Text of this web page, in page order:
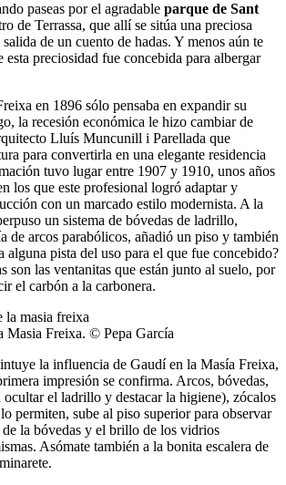
paseas por el agradable parque de Sant
de Terrassa, que allí se sitúa una preciosa
de un cuento de hadas. Y menos aún te
esta preciosidad fue concebida para albergar
en 1896 sólo pensaba en expandir su
la recesión económica le hizo cambiar de
Lluís Muncunill i Parellada que
para convertirla en una elegante residencia
tuvo lugar entre 1907 y 1910, unos años
los que este profesional logró adaptar y
con un marcado estilo modernista. A la
un sistema de bóvedas de ladrillo,
de arcos parabólicos, añadió un piso y también
alguna pista del uso para el que fue concebido?
son las ventanitas que están junto al suelo, por
el carbón a la carbonera.
Masia Freixa. © Pepa García
la influencia de Gaudí en la Masía Freixa,
impresión se confirma. Arcos, bóvedas,
ocultar el ladrillo y destacar la higiene), zócalos
permiten, sube al piso superior para observar
de la bóvedas y el brillo de los vidrios
Asómate también a la bonita escalera de